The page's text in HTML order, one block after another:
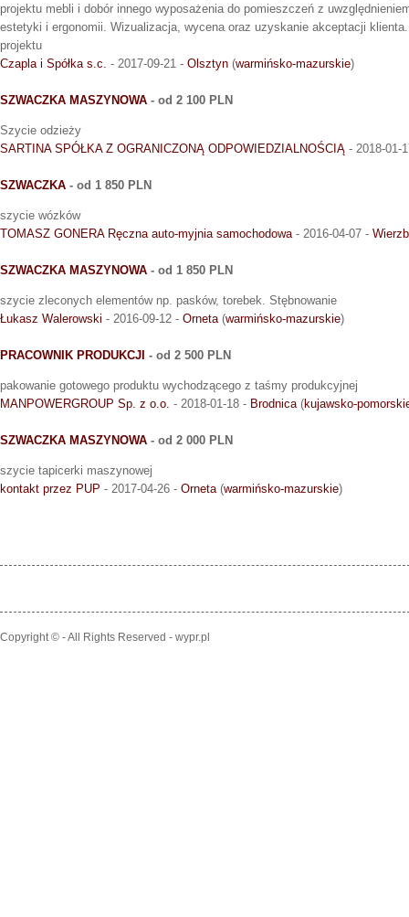
projektu mebli i dobór innego wyposażenia do pomieszczeń z
estetyki i ergonomii. Wizualizacja, wycena oraz uzyskanie akceptacji
projektu
Czapla i Spółka s.c. - 2017-09-21 - Olsztyn (warmińsko-mazurskie)
SZWACZKA MASZYNOWA - od 2 100 PLN
Szycie odzieży
SARTINA SPÓŁKA Z OGRANICZONĄ ODPOWIEDZIALNOŚCIĄ - 2018-01-
SZWACZKA - od 1 850 PLN
szycie wózków
TOMASZ GONERA Ręczna auto-myjnia samochodowa - 2016-04-07 -
SZWACZKA MASZYNOWA - od 1 850 PLN
szycie zleconych elementów np. pasków, torebek. Stębnowanie
Łukasz Walerowski - 2016-09-12 - Orneta (warmińsko-mazurskie)
PRACOWNIK PRODUKCJI - od 2 500 PLN
pakowanie gotowego produktu wychodzącego z taśmy produkcyjnej
MANPOWERGROUP Sp. z o.o. - 2018-01-18 - Brodnica (kujawsko-
SZWACZKA MASZYNOWA - od 2 000 PLN
szycie tapicerki maszynowej
kontakt przez PUP - 2017-04-26 - Orneta (warmińsko-mazurskie)
Copyright © - All Rights Reserved - wypr.pl